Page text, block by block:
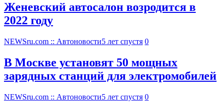
Женевский автосалон возродится в
2022 году
NEWSru.com :: Автоновости5 лет спустя 0
В Москве установят 50 мощных
зарядных станций для электромобилей
NEWSru.com :: Автоновости5 лет спустя 0